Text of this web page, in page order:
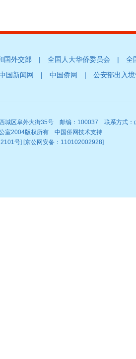
国外交部 | 全国人大华侨委员会 | 全
国新闻网 | 中国侨网 | 公安部出入
城区阜外大街35号 邮编：100037 联系方式：
室2004版权所有 中国侨网技术支持
号] [京公网安备：110102002928]